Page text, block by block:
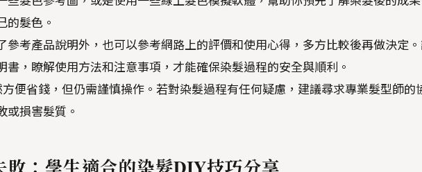
的髮色。
參考產品說明外，也可以參考網路上的評價和使用心得，多方比較後再做決定
書，瞭解使用方法和注意事項，才能確保染髮過程的安全與順利。
方便省錢，但仍需謹慎操作。若對染髮過程有任何疑慮，建議尋求專業髮型師的
或損害髮質。